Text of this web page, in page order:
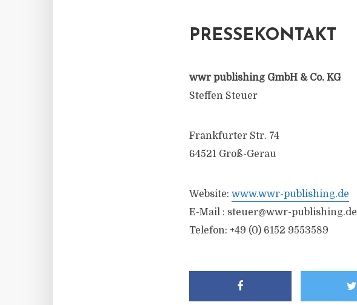
PRESSEKONTAKT
wwr publishing GmbH & Co. KG
Steffen Steuer
Frankfurter Str. 74
64521 Groß-Gerau
Website: www.wwr-publishing.de
E-Mail : steuer@wwr-publishing.de
Telefon: +49 (0) 6152 9553589